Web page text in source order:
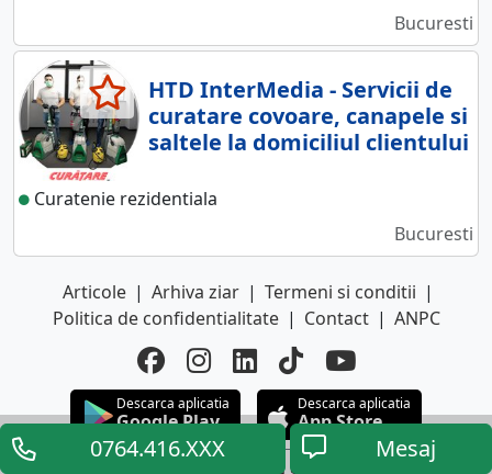
0764.416.XXX Mesaj
Bucuresti
HTD InterMedia - Servicii de
curatare covoare, canapele si
saltele la domiciliul clientului
Curatenie rezidentiala
Bucuresti
Articole | Arhiva ziar | Termeni si conditii |
Politica de confidentialitate | Contact | ANPC
Descarca aplicatia
Google Play
Descarca aplicatia
App Store